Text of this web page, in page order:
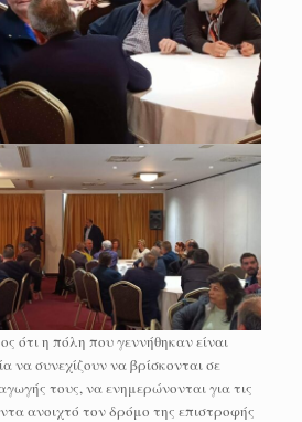
ότι η πόλη που γεννήθηκαν είναι
να συνεχίζουν να βρίσκονται σε
τους, να ενημερώνονται για τις
ανοιχτό τον δρόμο της επιστροφής